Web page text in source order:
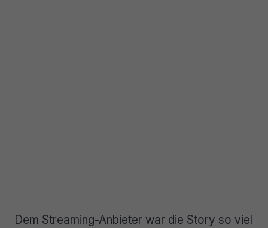
Dem Streaming-Anbieter war die Story so viel